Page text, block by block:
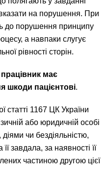
на порушення. При
до порушення принципу
а навпаки слугує
рівності сторін.
має
шкоди пацієнтові.
статті 1167 ЦК України
або юридичній особі
чи бездіяльністю,
завдала, за наявності її
частиною другою цієї